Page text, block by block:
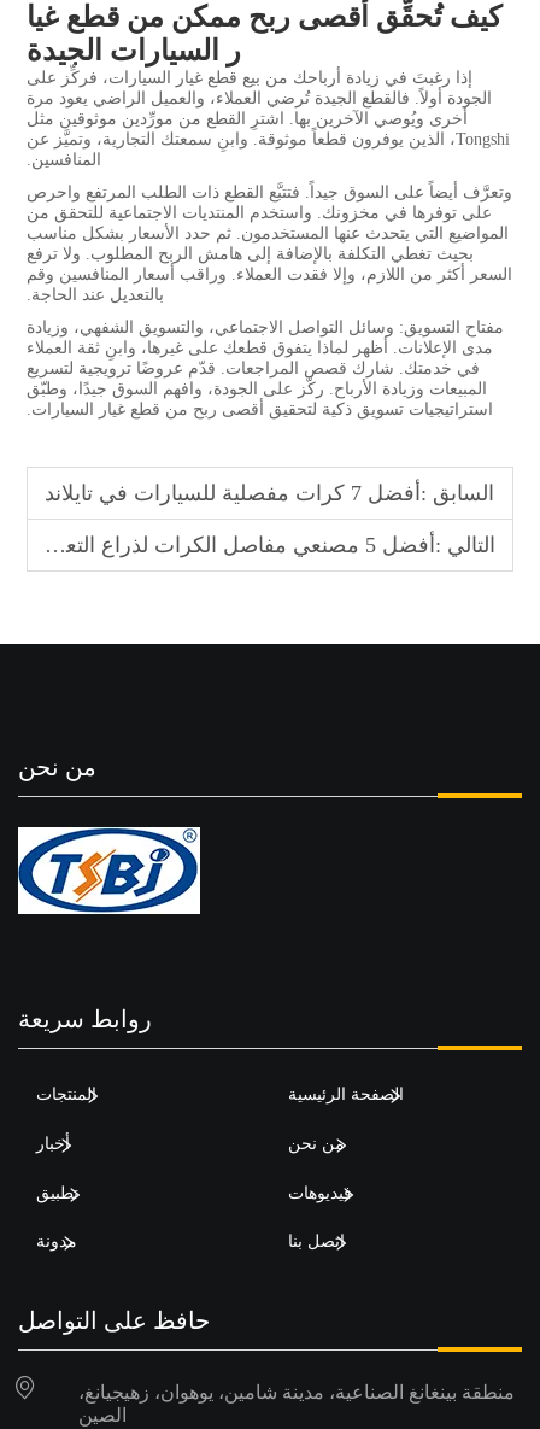
كيف تُحقِّق أقصى ربح ممكن من قطع غيا
ر السيارات الجيدة
إذا رغبتَ في زيادة أرباحك من بيع قطع غيار السيارات، فركِّز على
الجودة أولاً. فالقطع الجيدة تُرضي العملاء، والعميل الراضي يعود مرة
أخرى ويُوصي الآخرين بها. اشترِ القطع من مورِّدين موثوقين مثل
Tongshi، الذين يوفرون قطعاً موثوقة. وابنِ سمعتك التجارية، وتميَّز عن
المنافسين.
وتعرَّف أيضاً على السوق جيداً. فتتبَّع القطع ذات الطلب المرتفع واحرص
على توفرها في مخزونك. واستخدم المنتديات الاجتماعية للتحقق من
المواضيع التي يتحدث عنها المستخدمون. ثم حدد الأسعار بشكل مناسب
بحيث تغطي التكلفة بالإضافة إلى هامش الربح المطلوب. ولا ترفع
السعر أكثر من اللازم، وإلا فقدت العملاء. وراقب أسعار المنافسين وقم
بالتعديل عند الحاجة.
مفتاح التسويق: وسائل التواصل الاجتماعي، والتسويق الشفهي، وزيادة
مدى الإعلانات. أظهر لماذا يتفوق قطعك على غيرها، وابنِ ثقة العملاء
في خدمتك. شارك قصص المراجعات. قدّم عروضًا ترويجية لتسريع
المبيعات وزيادة الأرباح. ركّز على الجودة، وافهم السوق جيدًا، وطبّق
استراتيجيات تسويق ذكية لتحقيق أقصى ربح من قطع غيار السيارات.
السابق : أفضل 7 كرات مفصلية للسيارات في تايلاند
التالي : أفضل 5 مصنعي مفاصل الكرات لذراع التعليق السفلي في فنلندا
من نحن
روابط سريعة
الصفحة الرئيسية المنتجات
من نحن أخبار
فيديوهات تطبيق
اتصل بنا مدونة
حافظ على التواصل
منطقة بينغانغ الصناعية، مدينة شامين، يوهوان، زهيجيانغ،
الصين